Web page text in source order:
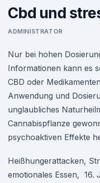
Cbd und
ADMINISTRATOR
Nur bei hohen
Informationen kann es
CBD oder
Anwendung und
unglaubliches
Cannabispflanze
psychoaktiven Effekte
Heißhungerattacken,
emotionales Essen, 16.